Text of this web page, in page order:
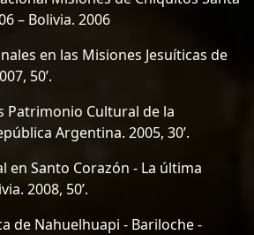
– Bolivia. 2006
en las Misiones Jesuíticas de
50’.
Patrimonio Cultural de la
Argentina. 2005, 30’.
en Santo Corazón - La última
2008, 50’.
de Nahuelhuapi - Bariloche -